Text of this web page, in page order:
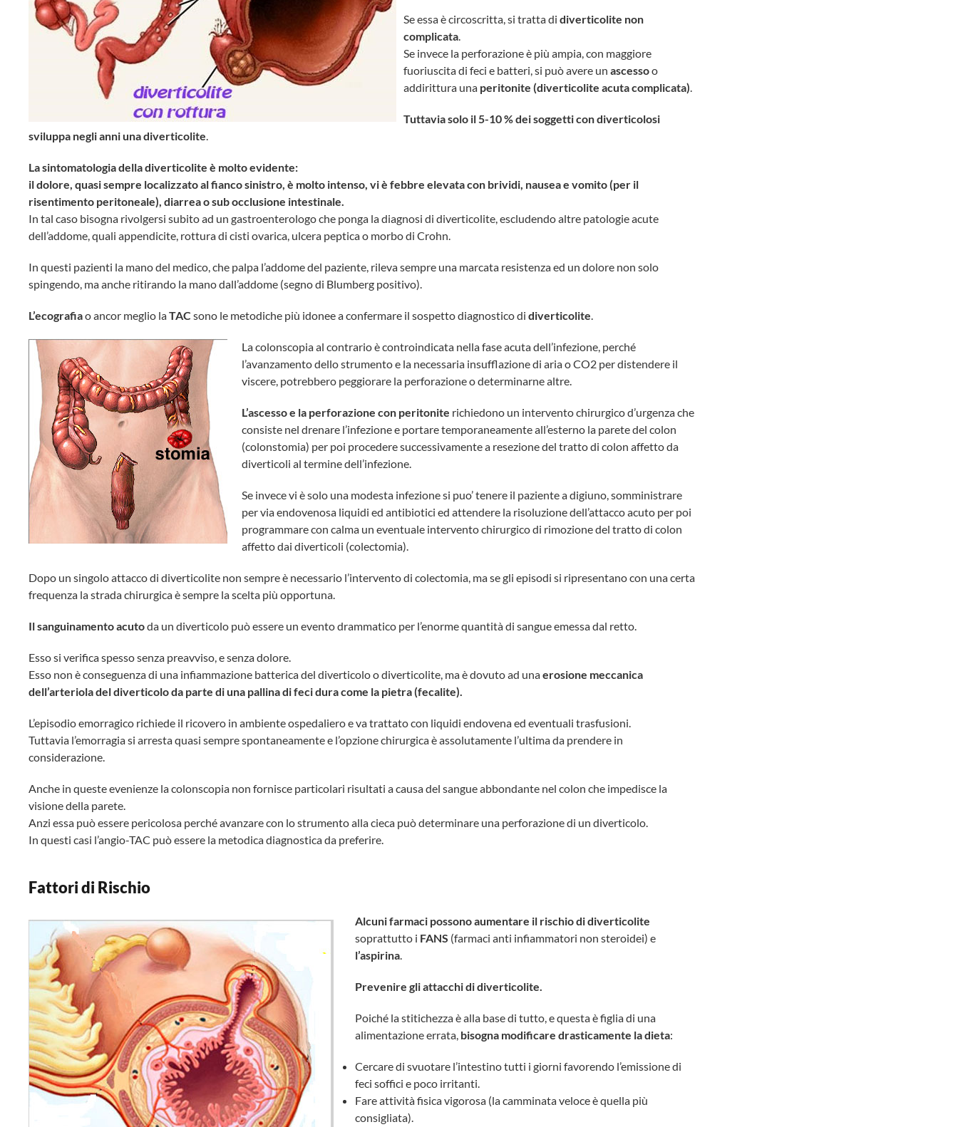
Se essa è circoscritta, si tratta di diverticolite non
complicata.
Se invece la perforazione è più ampia, con maggiore
fuoriuscita di feci e batteri, si può avere un ascessoo
addirittura una peritonite (diverticolite acuta complicata).
Tuttavia solo il 5-10 % dei soggetti con diverticolosi
sviluppa negli anni una diverticolite.
La sintomatologia della diverticolite è molto evidente:
il dolore, quasi sempre localizzato al fianco sinistro, è molto intenso, vi è febbre elevata con brividi, nausea e vomito (per il
risentimento peritoneale), diarrea o sub occlusione intestinale.
In tal caso bisogna rivolgersi subito ad un gastroenterologo che ponga la diagnosi di diverticolite, escludendo altre patologie acute
dell’addome, quali appendicite, rottura di cisti ovarica, ulcera peptica o morbo di Crohn.
In questi pazienti la mano del medico, che palpa l’addome del paziente, rileva sempre una marcata resistenza ed un dolore non solo
spingendo, ma anche ritirando la mano dall’addome (segno di Blumberg positivo).
L’ecografiao ancor meglio laTAC sono le metodiche più idonee a confermare il sospetto diagnostico di diverticolite.
La colonscopia al contrario è controindicata nella fase acuta dell’infezione, perché
l’avanzamento dello strumento e la necessaria insufflazione di aria o CO2 per distendere il
viscere, potrebbero peggiorare la perforazione o determinarne altre.
L’ascesso e la perforazione con peritonite richiedono un intervento chirurgico d’urgenza che
consiste nel drenare l’infezione e portare temporaneamente all’esterno la parete del colon
(colonstomia) per poi procedere successivamente a resezione del tratto di colon affetto da
diverticoli al termine dell’infezione.
Se invece vi è solo una modesta infezione si puo’ tenere il paziente a digiuno, somministrare
per via endovenosa liquidi ed antibiotici ed attendere la risoluzione dell’attacco acuto per poi
programmare con calma un eventuale intervento chirurgico di rimozione del tratto di colon
affetto dai diverticoli (colectomia).
Dopo un singolo attacco di diverticolite non sempre è necessario l’intervento di colectomia, ma se gli episodi si ripresentano con una certa
frequenza la strada chirurgica è sempre la scelta più opportuna.
Il sanguinamento acutoda un diverticolo può essere un evento drammatico per l’enorme quantità di sangue emessa dal retto.
Esso si verifica spesso senza preavviso, e senza dolore.
Esso non è conseguenza di una infiammazione batterica del diverticolo o diverticolite, ma è dovuto ad unaerosione meccanica
dell’arteriola del diverticolo da parte di una pallina di feci dura come la pietra (fecalite).
L’episodio emorragico richiede il ricovero in ambiente ospedaliero e va trattato con liquidi endovena ed eventuali trasfusioni.
Tuttavia l’emorragia si arresta quasi sempre spontaneamente e l’opzione chirurgica è assolutamente l’ultima da prendere in
considerazione.
Anche in queste evenienze la colonscopia non fornisce particolari risultati a causa del sangue abbondante nel colon che impedisce la
visione della parete.
Anzi essa può essere pericolosa perché avanzare con lo strumento alla cieca può determinare una perforazione di un diverticolo.
In questi casi l’angio-TAC può essere la metodica diagnostica da preferire.
Fattori di Rischio
Alcuni farmaci possono aumentare il rischio di diverticolite
soprattutto i FANS (farmaci anti infiammatori non steroidei) e
l’aspirina.
Prevenire gli attacchi di diverticolite.
Poiché la stitichezza è alla base di tutto, e questa è figlia di una
alimentazione errata, bisogna modificare drasticamente la dieta:
Cercare di svuotare l’intestino tutti i giorni favorendo l’emissione di
feci soffici e poco irritanti.
Fare attività fisica vigorosa (la camminata veloce è quella più
consigliata).